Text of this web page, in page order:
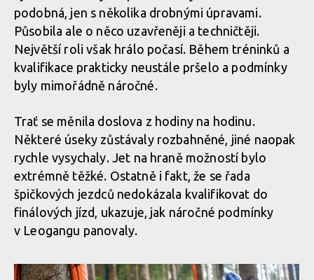
Textem i obrazem: Vojta Hanák přiblíží Světový pohár
v rakouském Leogangu
Textem i obrazem: Vojta Hanák přiblíží Světový pohár
v rakouském Leogangu
Textem i obrazem: Vojta Hanák přiblíží Světový pohár
v rakouském Leogangu
Textem i obrazem: Vojta Hanák přiblíží Světový pohár
v rakouském Leogangu
Textem i obrazem: Vojta Hanák přiblíží Světový pohár
v rakouském Leogangu
v rakouském Leogangu
Textem i obrazem: Vojta Hanák přiblíží Světový pohár
v rakouském Leogangu
v rakouském Leogangu
podobná, jen s několika drobnými úpravami.
Působila ale o něco uzavřeněji a techničtěji.
Největší roli však hrálo počasí. Během tréninků a
kvalifikace prakticky neustále pršelo a podmínky
byly mimořádně náročné.
Trať se měnila doslova z hodiny na hodinu.
Některé úseky zůstávaly rozbahněné, jiné naopak
rychle vysychaly. Jet na hraně možností bylo
extrémně těžké. Ostatně i fakt, že se řada
špičkových jezdců nedokázala kvalifikovat do
finálových jízd, ukazuje, jak náročné podmínky
v Leogangu panovaly.